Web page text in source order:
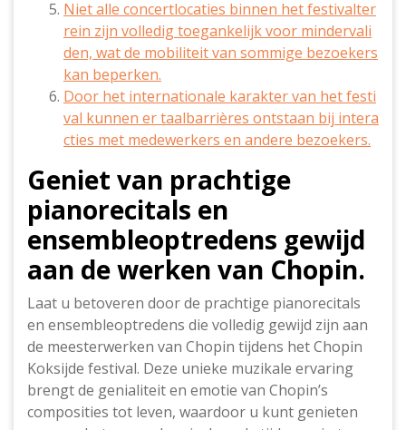
Niet alle concertlocaties binnen het festivalter
rein zijn volledig toegankelijk voor mindervali
den, wat de mobiliteit van sommige bezoekers
kan beperken.
Door het internationale karakter van het festi
val kunnen er taalbarrières ontstaan bij intera
cties met medewerkers en andere bezoekers.
Geniet van prachtige
pianorecitals en
ensembleoptredens gewijd
aan de werken van Chopin.
Laat u betoveren door de prachtige pianorecitals
en ensembleoptredens die volledig gewijd zijn aan
de meesterwerken van Chopin tijdens het Chopin
Koksijde festival. Deze unieke muzikale ervaring
brengt de genialiteit en emotie van Chopin’s
composities tot leven, waardoor u kunt genieten